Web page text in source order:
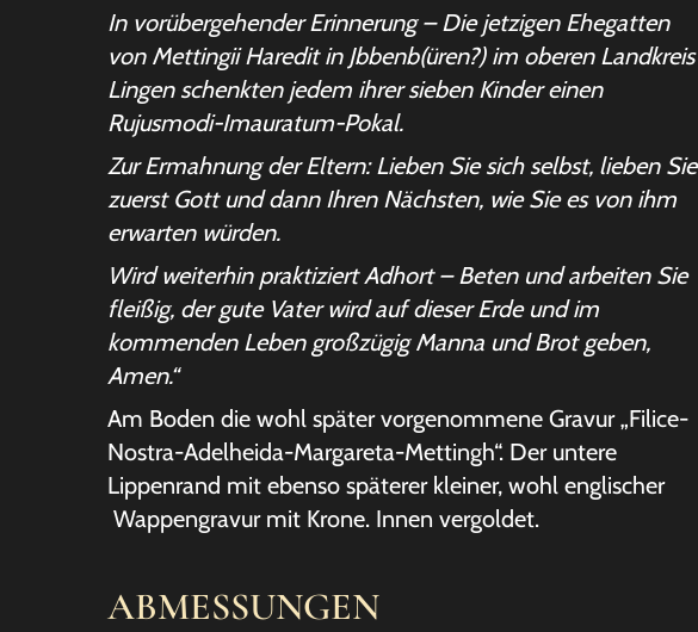
In vorübergehender Erinnerung – Die jetzigen Ehegatten
von Mettingii Haredit in Jbbenb(üren?) im oberen Landkreis
Lingen schenkten jedem ihrer sieben Kinder einen
Rujusmodi-Imauratum-Pokal.
Zur Ermahnung der Eltern: Lieben Sie sich selbst, lieben Sie
zuerst Gott und dann Ihren Nächsten, wie Sie es von ihm
erwarten würden.
Wird weiterhin praktiziert Adhort – Beten und arbeiten Sie
fleißig, der gute Vater wird auf dieser Erde und im
kommenden Leben großzügig Manna und Brot geben,
Amen.“
Am Boden die wohl später vorgenommene Gravur „Filice-
Nostra-Adelheida-Margareta-Mettingh“. Der untere
Lippenrand mit ebenso späterer kleiner, wohl englischer
Wappengravur mit Krone. Innen vergoldet.
ABMESSUNGEN